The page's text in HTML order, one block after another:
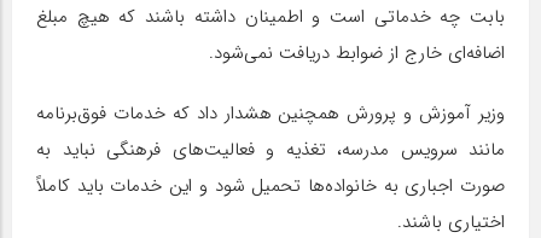
بابت چه خدماتی است و اطمینان داشته باشند که هیچ مبلغ
اضافه‌ای خارج از ضوابط دریافت نمی‌شود.
وزیر آموزش و پرورش همچنین هشدار داد که خدمات فوق‌برنامه
مانند سرویس مدرسه، تغذیه و فعالیت‌های فرهنگی نباید به
صورت اجباری به خانواده‌ها تحمیل شود و این خدمات باید کاملاً
اختیاری باشند.